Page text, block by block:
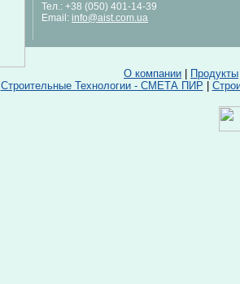
Тел.: +38 (050) 401-14-39
Email: info@aist.com.ua
О компании Продукты
Строительные Технологии - СМЕТА ПИР